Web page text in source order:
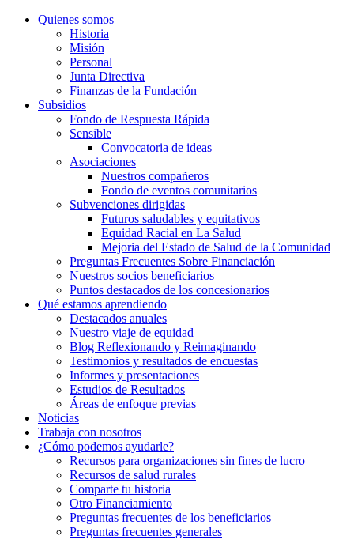
Quienes somos
Historia
Misión
Personal
Junta Directiva
Finanzas de la Fundación
Subsidios
Fondo de Respuesta Rápida
Sensible
Convocatoria de ideas
Asociaciones
Nuestros compañeros
Fondo de eventos comunitarios
Subvenciones dirigidas
Futuros saludables y equitativos
Equidad Racial en La Salud
Mejoria del Estado de Salud de la Comunidad
Preguntas Frecuentes Sobre Financiación
Nuestros socios beneficiarios
Puntos destacados de los concesionarios
Qué estamos aprendiendo
Destacados anuales
Nuestro viaje de equidad
Blog Reflexionando y Reimaginando
Testimonios y resultados de encuestas
Informes y presentaciones
Estudios de Resultados
Áreas de enfoque previas
Noticias
Trabaja con nosotros
¿Cómo podemos ayudarle?
Recursos para organizaciones sin fines de lucro
Recursos de salud rurales
Comparte tu historia
Otro Financiamiento
Preguntas frecuentes de los beneficiarios
Preguntas frecuentes generales